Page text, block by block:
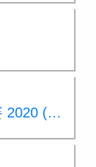
Minecraft 救災機械人編程大賽 2020 (Primary) Minecraft Iron Award